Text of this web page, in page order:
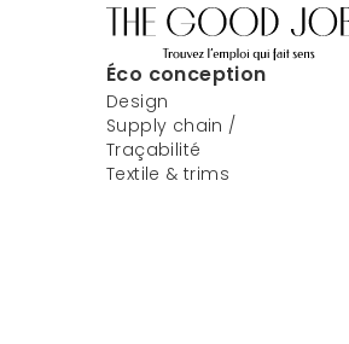
Éco conception
Design
Supply chain /
Traçabilité
Textile & trims